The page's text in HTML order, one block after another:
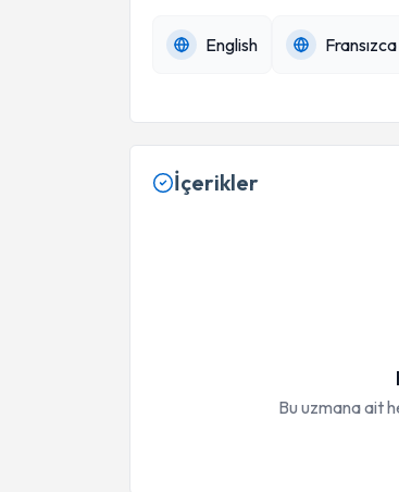
English Fransızca
İçerikler
Bu uzmana ait